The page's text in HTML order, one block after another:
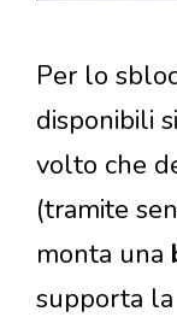
Per lo
disponibili
volto che
(tramite
monta una
supporta la